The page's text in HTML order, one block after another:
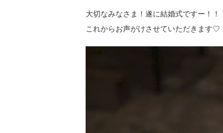
大切なみなさま！遂に結婚式ですー！！
これからお声がけさせていただきます♡